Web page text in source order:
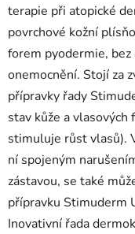
terapie při atopické
povrchové kožní
forem pyodermie,
onemocnění. Stojí za
přípravky řady
stav kůže a
stimuluje růst vlasů).
ní spojeným
zástavou, se také
přípravku Stimuderm
Inovativní řada